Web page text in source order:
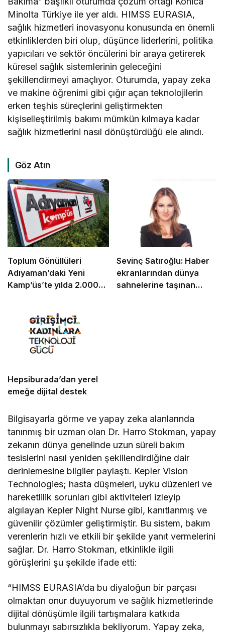
Minolta Türkiye ile yer aldı. HIMSS EURASIA,
sağlık hizmetleri inovasyonu konusunda en önemli
etkinliklerden biri olup, düşünce liderlerini, politika
yapıcıları ve sektör öncülerini bir araya getirerek
küresel sağlık sistemlerinin geleceğini
şekillendirmeyi amaçlıyor. Oturumda, yapay zeka
ve makine öğrenimi gibi çığır açan teknolojilerin
erken teşhis süreçlerini geliştirmekten
kişiselleştirilmiş bakımı mümkün kılmaya kadar
sağlık hizmetlerini nasıl dönüştürdüğü ele alındı.
Göz Atın
Toplum Gönüllüleri
Adıyaman’daki Yeni
Kamp’üs’te yılda 2.000
Sevinç Satıroğlu: Haber
ekranlarından dünya
sahnelerine taşınan
Hepsiburada’dan yerel
emeğe dijital destek
Bilgisayarla görme ve yapay zeka alanlarında
tanınmış bir uzman olan Dr. Harro Stokman, yapay
zekanın dünya genelinde uzun süreli bakım
tesislerini nasıl yeniden şekillendirdiğine dair
derinlemesine bilgiler paylaştı. Kepler Vision
Technologies; hasta düşmeleri, uyku düzenleri ve
hareketlilik sorunları gibi aktiviteleri izleyip
algılayan Kepler Night Nurse gibi, kanıtlanmış ve
güvenilir çözümler geliştirmiştir. Bu sistem, bakım
verenlerin hızlı ve etkili bir şekilde yanıt vermelerini
sağlar. Dr. Harro Stokman, etkinlikle ilgili
görüşlerini şu şekilde ifade etti:
“HIMSS EURASIA’da bu diyaloğun bir parçası
olmaktan onur duyuyorum ve sağlık hizmetlerinde
dijital dönüşümle ilgili tartışmalara katkıda
bulunmayı sabırsızlıkla bekliyorum. Yapay zeka,